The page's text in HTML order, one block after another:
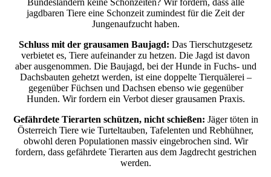
jagdbaren Tiere eine Schonzeit zumindest für die Zeit der
Jungenaufzucht haben.
Schluss mit der grausamen Baujagd: Das Tierschutzgesetz
verbietet es, Tiere aufeinander zu hetzen. Die Jagd ist davon
aber ausgenommen. Die Baujagd, bei der Hunde in Fuchs- und
Dachsbauten gehetzt werden, ist eine doppelte Tierquälerei –
gegenüber Füchsen und Dachsen ebenso wie gegenüber
Hunden. Wir fordern ein Verbot dieser grausamen Praxis.
Gefährdete Tierarten schützen, nicht schießen: Jäger töten in
Österreich Tiere wie Turteltauben, Tafelenten und Rebhühner,
obwohl deren Populationen massiv eingebrochen sind. Wir
fordern, dass gefährdete Tierarten aus dem Jagdrecht gestrichen
werden.